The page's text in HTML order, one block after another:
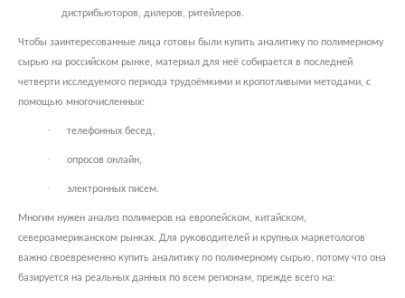
дистрибьюторов, дилеров, ритейлеров.
Чтобы заинтересованные лица готовы были купить аналитику по полимерному
сырью на российском рынке, материал для неё собирается в последней
четверти исследуемого периода трудоёмкими и кропотливыми методами, с
помощью многочисленных:
· телефонных бесед,
· опросов онлайн,
· электронных писем.
Многим нужен анализ полимеров на европейском, китайском,
североамериканском рынках. Для руководителей и крупных маркетологов
важно своевременно купить аналитику по полимерному сырью, потому что она
базируется на реальных данных по всем регионам, прежде всего на: